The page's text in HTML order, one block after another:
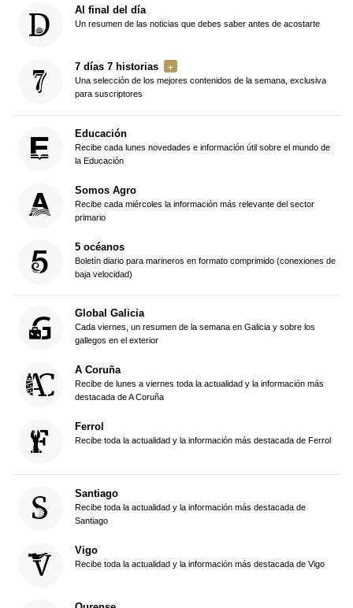
Al final del día
Un resumen de las noticias que debes saber antes de acostarte
7 días 7 historias
Una selección de los mejores contenidos de la semana, exclusiva
para suscriptores
Educación
Recibe cada lunes novedades e información útil sobre el mundo de
la Educación
Somos Agro
Recibe cada miércoles la información más relevante del sector
primario
5 océanos
Boletín diario para marineros en formato comprimido (conexiones de
baja velocidad)
Global Galicia
Cada viernes, un resumen de la semana en Galicia y sobre los
gallegos en el exterior
A Coruña
Recibe de lunes a viernes toda la actualidad y la información más
destacada de A Coruña
Ferrol
Recibe toda la actualidad y la información más destacada de Ferrol
Santiago
Recibe toda la actualidad y la información más destacada de
Santiago
Vigo
Recibe toda la actualidad y la información más destacada de Vigo